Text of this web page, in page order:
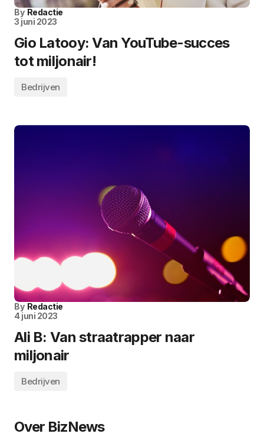
By Redactie
3 juni 2023
Gio Latooy: Van YouTube-succes
tot miljonair!
Bedrijven
By Redactie
4 juni 2023
Ali B: Van straatrapper naar
miljonair
Bedrijven
Over BizNews